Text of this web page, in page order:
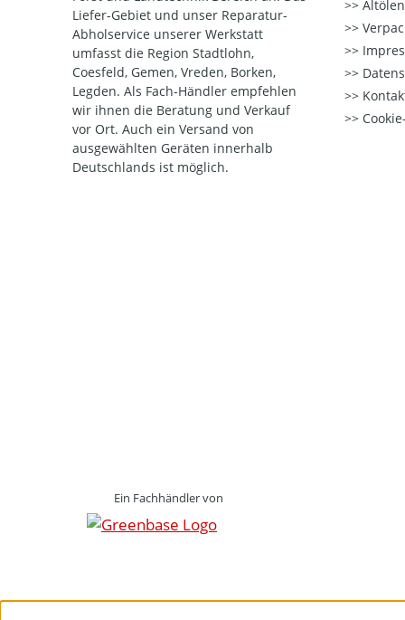
Liefer-Gebiet und unser Reparatur-
Abholservice unserer Werkstatt
umfasst die Region Stadtlohn,
Coesfeld, Gemen, Vreden, Borken,
Legden. Als Fach-Händler empfehlen
wir ihnen die Beratung und Verkauf
vor Ort. Auch ein Versand von
ausgewählten Geräten innerhalb
Deutschlands ist möglich.
Ein Fachhändler von